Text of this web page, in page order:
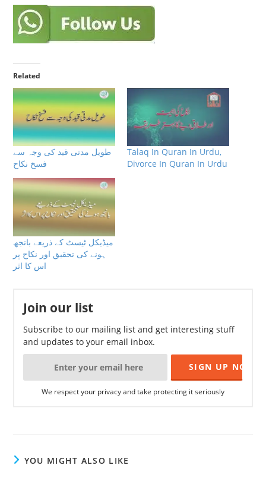
Related
طویل مدتی قید کی وجہ سے
فسخ نکاح
Talaq In Quran In Urdu,
Divorce In Quran In Urdu
میڈیکل ٹیسٹ کے ذریعے بانجھ
ہونے کی تحقیق اور نکاح پر
اس کا اثر
Join our list
Subscribe to our mailing list and get interesting stuff
and updates to your email inbox.
We respect your privacy and take protecting it seriously
YOU MIGHT ALSO LIKE